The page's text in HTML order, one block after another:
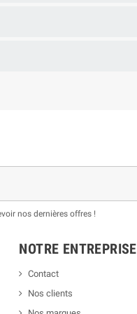
nos dernières offres !
NOTRE ENTREPRISE
Contact
Nos clients